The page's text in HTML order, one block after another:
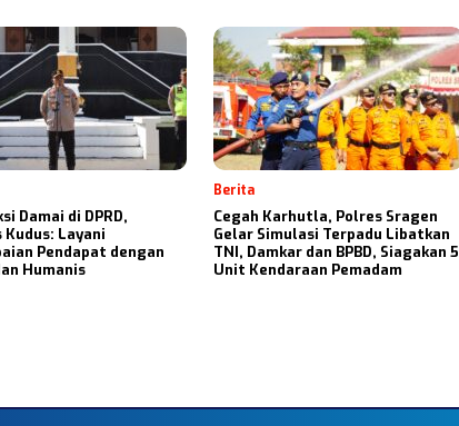
Damai di DPRD,
Kudus: Layani
Pendapat dengan
Humanis
Berita
Cegah Karhutla, Polres Sragen
Gelar Simulasi Terpadu Libatkan
TNI, Damkar dan BPBD, Siagakan 5
Unit Kendaraan Pemadam